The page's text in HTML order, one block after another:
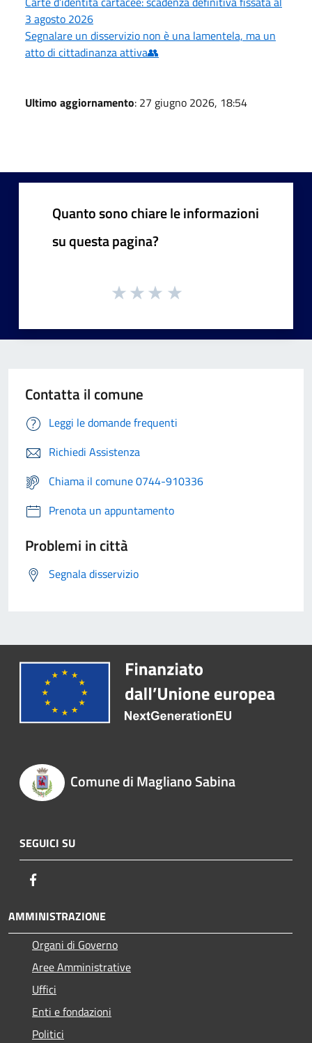
3 agosto 2026
Segnalare un disservizio non è una lamentela, ma un
atto di cittadinanza attiva👥
Ultimo aggiornamento: 27 giugno 2026, 18:54
Quanto sono chiare le informazioni
su questa pagina?
Contatta il comune
Leggi le domande frequenti
Richiedi Assistenza
Chiama il comune 0744-910336
Prenota un appuntamento
Problemi in città
Segnala disservizio
Comune di Magliano Sabina
SEGUICI SU
AMMINISTRAZIONE
Organi di Governo
Aree Amministrative
Uffici
Enti e fondazioni
Politici